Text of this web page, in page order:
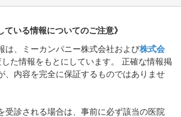
ている情報についてのご注意》
は、ミーカンパニー株式会社および株式会
た情報をもとにしています。 正確な情報掲
、内容を完全に保証するものではありませ
受診される場合は、事前に必ず該当の医院